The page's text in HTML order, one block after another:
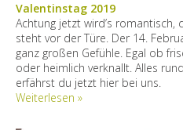
Valentinstag 2019
Achtung jetzt wird’s romantisch,
steht vor der Türe. Der 14.
ganz großen Gefühle. Egal ob
oder heimlich verknallt. Alles
erfährst du jetzt hier bei uns.
Weiterlesen »